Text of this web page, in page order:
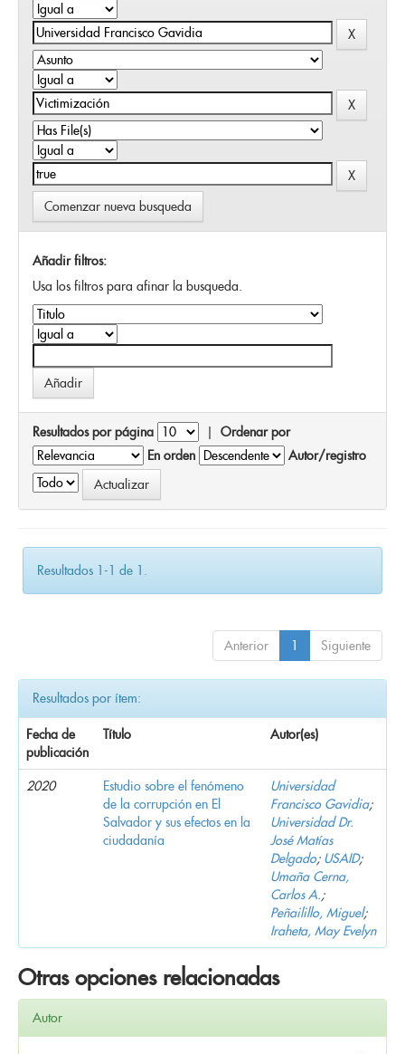
Comenzar nueva busqueda
Añadir filtros:
Usa los filtros para afinar la busqueda.
Resultados por página | Ordenar por
En orden
Autor/registro
Resultados 1-1 de 1.
Anterior 1 Siguiente
Resultados por ítem:
Fecha de
publicación
Título Autor(es)
2020
Estudio sobre el fenómeno
de la corrupción en El
Salvador y sus efectos en la
ciudadanía
Universidad
Francisco Gavidia;
Universidad Dr.
José Matías
Delgado; USAID;
Umaña Cerna,
Carlos A.;
Peñailillo, Miguel;
Iraheta, May Evelyn
Otras opciones relacionadas
Autor